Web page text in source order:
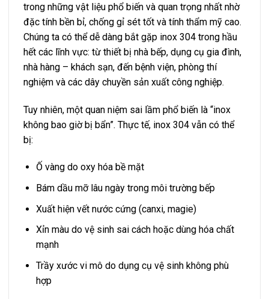
trong những vật liệu phổ biến và quan trọng nhất nhờ
đặc tính bền bỉ, chống gỉ sét tốt và tính thẩm mỹ cao.
Chúng ta có thể dễ dàng bắt gặp inox 304 trong hầu
hết các lĩnh vực: từ thiết bị nhà bếp, dụng cụ gia đình,
nhà hàng – khách sạn, đến bệnh viện, phòng thí
nghiệm và các dây chuyền sản xuất công nghiệp.
Tuy nhiên, một quan niệm sai lầm phổ biến là “inox
không bao giờ bị bẩn”. Thực tế, inox 304 vẫn có thể
bị:
Ố vàng do oxy hóa bề mặt
Bám dầu mỡ lâu ngày trong môi trường bếp
Xuất hiện vết nước cứng (canxi, magie)
Xỉn màu do vệ sinh sai cách hoặc dùng hóa chất
mạnh
Trầy xước vi mô do dụng cụ vệ sinh không phù
hợp